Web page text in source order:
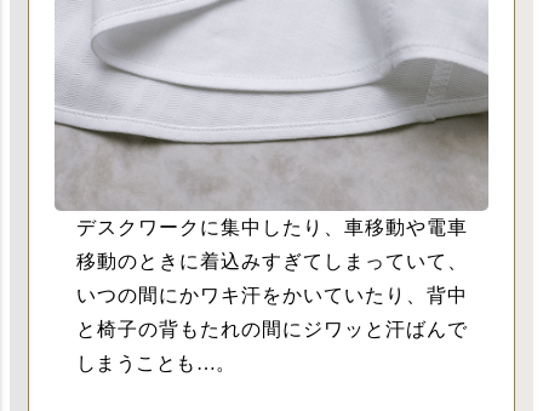
デスクワークに集中したり、車移動や電車
移動のときに着込みすぎてしまっていて、
いつの間にかワキ汗をかいていたり、背中
と椅子の背もたれの間にジワッと汗ばんで
しまうことも…。